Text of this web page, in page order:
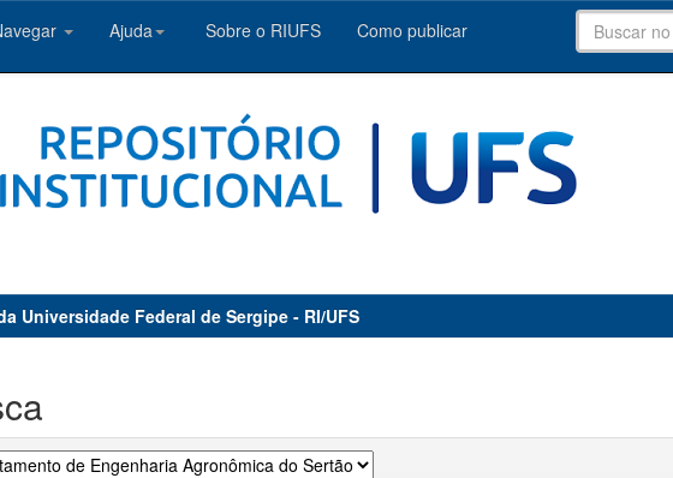
Ajuda Sobre o RIUFS Como publicar
Universidade Federal de Sergipe - RI/UFS